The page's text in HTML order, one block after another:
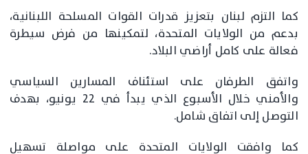
‏كما التزم لبنان بتعزيز قدرات القوات المسلحة اللبنانية،
بدعم من الولايات المتحدة، لتمكينها من فرض سيطرة
فعالة على كامل أراضي البلاد.
‏واتفق الطرفان على استئناف المسارين السياسي
والأمني خلال الأسبوع الذي يبدأ في 22 يونيو، بهدف
التوصل إلى اتفاق شامل.
‏كما وافقت الولايات المتحدة على مواصلة تسهيل